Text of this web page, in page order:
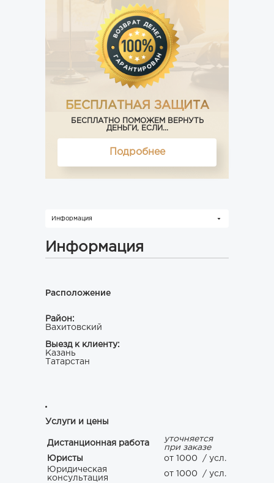
БЕСПЛАТНАЯ ЗАЩИТА
БЕСПЛАТНО ПОМОЖЕМ ВЕРНУТЬ
ДЕНЬГИ, ЕСЛИ...
Подробнее
Информация
Информация
Расположение
Район:
Вахитовский
Выезд к клиенту:
Казань
Татарстан
Услуги и цены
Дистанционная работа
уточняется
при заказе
Юристы
от 1000
/ усл.
Юридическая
консультация
от 1000 / усл.